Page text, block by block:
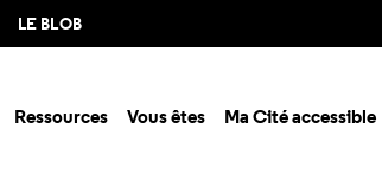
LE BLOB
Ressources Vous êtes Ma Cité accessible